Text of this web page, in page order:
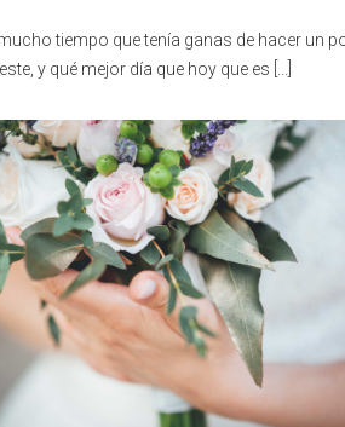
tiempo que tenía ganas de hacer un
y qué mejor día que hoy que es [...]